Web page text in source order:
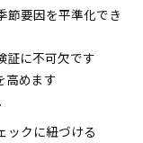
節要因を平準化でき
証に不可欠です
高めます
ックに紐づける